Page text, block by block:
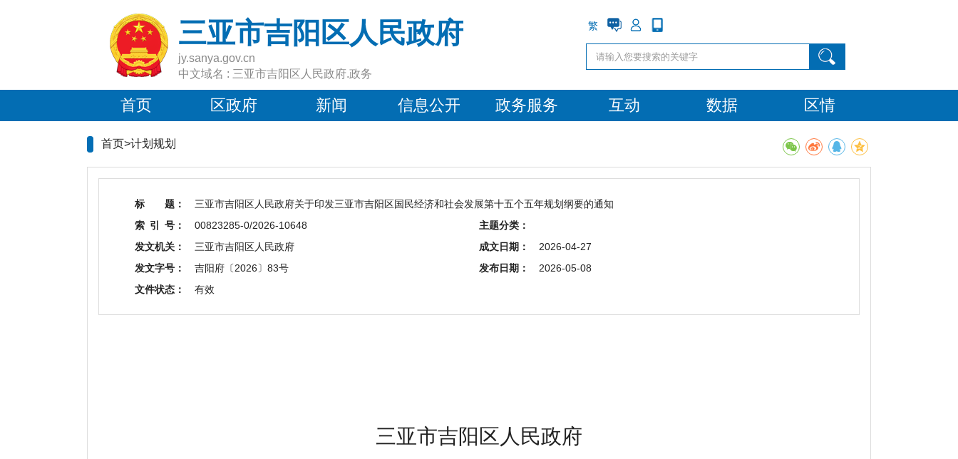
三亚市吉阳区人民政府
jy.sanya.gov.cn
中文域名 : 三亚市吉阳区人民政府.政务
繁
首页 区政府 新闻 信息公开 政务服务 互动 数据 区情
首页>计划规划
标 题：
三亚市吉阳区人民政府关于印发三亚市吉阳区国民经济和社会发展第十五个五年规划纲要的通知
索 引 号：
00823285-0/2026-10648
主题分类：
发文机关：
三亚市吉阳区人民政府 成文日期：
2026-04-27
发文字号：
吉阳府〔2026〕83号 发布日期：
2026-05-08
文件状态：
有效
三亚市吉阳区人民政府